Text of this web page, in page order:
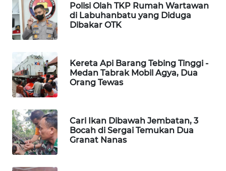
Polisi Olah TKP Rumah Wartawan
di Labuhanbatu yang Diduga
Dibakar OTK
Kereta Api Barang Tebing Tinggi -
Medan Tabrak Mobil Agya, Dua
Orang Tewas
Cari Ikan Dibawah Jembatan, 3
Bocah di Sergai Temukan Dua
Granat Nanas
SITUNGIR
NEWS
SIDIKALANG
NEWS
SIBARAGAS
NEWS
METRO
SIANTAR
NEWS
METRO